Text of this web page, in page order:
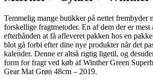
Temmelig mange butikker på nettet frembyder
forskellige fragtmetoder. En af dem der er mest
efterhånden at få afleveret pakken hos en
blot gå forbi efter dine nye produkter når det
kalender. Denne er altså rigtig ligetil, og
form for fragt ved køb af Winther Green
Gear Mat Grøn 48cm – 2019.